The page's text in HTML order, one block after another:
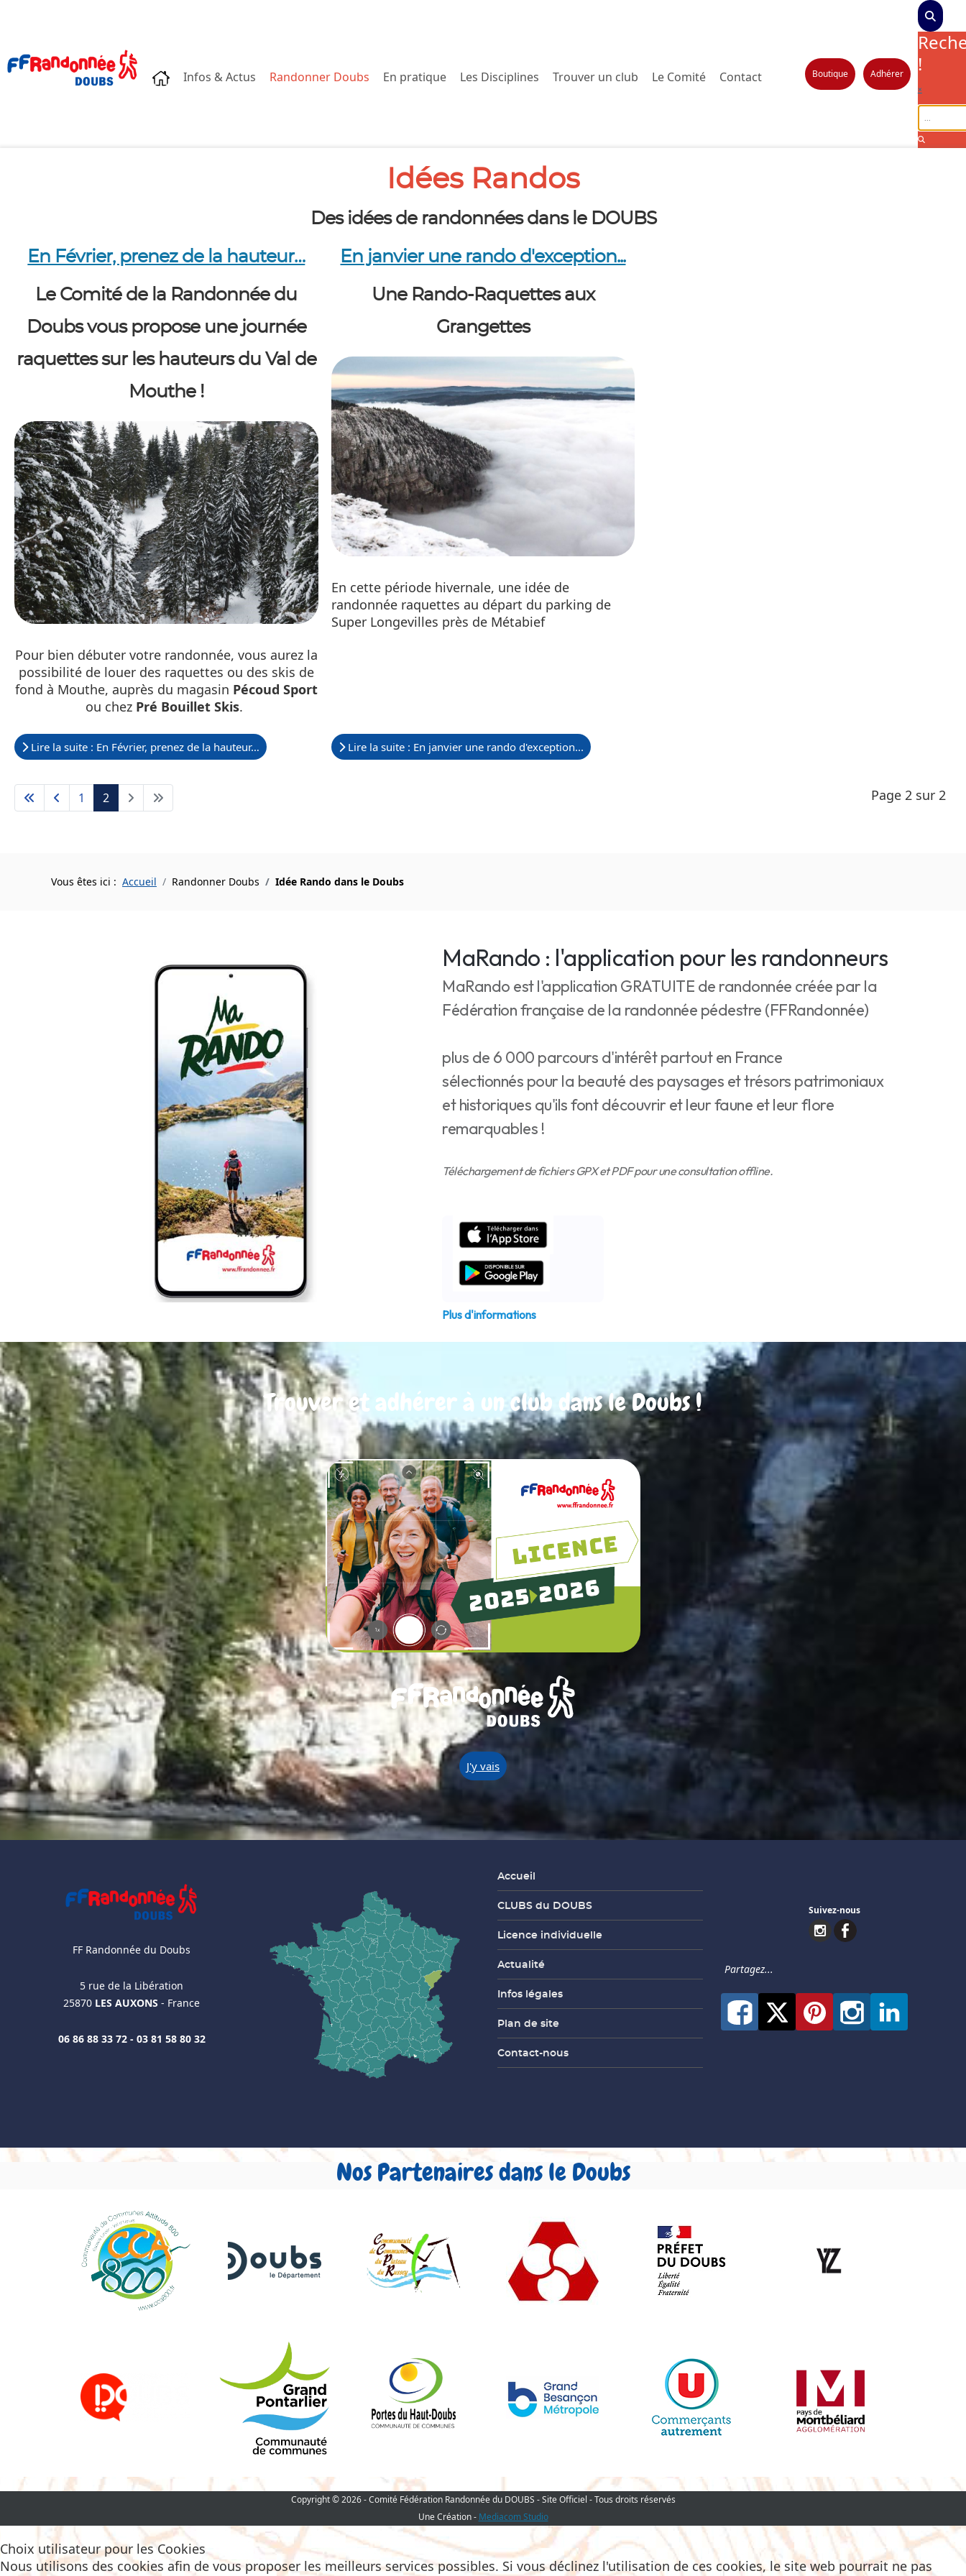
Accueil
Infos & Actus Randonner Doubs En pratique Les Disciplines Trouver un club Le Comité Contact Boutique Adhérer
!
×
Idées Randos
Des idées de randonnées dans le DOUBS
En Février, prenez de la hauteur…
Le Comité de la Randonnée du
Doubs vous propose une journée
raquettes sur les hauteurs du Val de
Mouthe !
Pour bien débuter votre randonnée, vous aurez la
possibilité de louer des raquettes ou des skis de
fond à Mouthe, auprès du magasin Pécoud Sport
ou chez Pré Bouillet Skis.
Lire la suite : En Février, prenez de la hauteur…
En janvier une rando d'exception...
Une Rando-Raquettes aux
Grangettes
En cette période hivernale, une idée de
randonnée raquettes au départ du parking de
Super Longevilles près de Métabief
Lire la suite : En janvier une rando d'exception...
Page 2 sur 2
1 2
Vous êtes ici : Accueil Randonner Doubs Idée Rando dans le Doubs
MaRando : l'application pour les randonneurs
MaRando est l'application GRATUITE de randonnée créée par la
Fédération française de la randonnée pédestre (FFRandonnée)
plus de 6 000 parcours d'intérêt partout en France
sélectionnés pour la beauté des paysages et trésors patrimoniaux
et historiques qu'ils font découvrir et leur faune et leur flore
remarquables !
Téléchargement de fichiers GPX et PDF pour une consultation offline.
Plus d'informations
Trouver et adhérer à un club dans le Doubs !
J'y vais
FF Randonnée du Doubs
5 rue de la Libération
25870 LES AUXONS - France
06 86 88 33 72 - 03 81 58 80 32
Accueil
CLUBS du DOUBS
Licence individuelle
Actualité
Infos légales
Plan de site
Contact-nous
Suivez-nous
Partagez...
Nos Partenaires dans le Doubs
Copyright © 2026 - Comité Fédération Randonnée du DOUBS - Site Officiel - Tous droits réservés
Une Création - Mediacom Studio
Choix utilisateur pour les Cookies
Nous utilisons des cookies afin de vous proposer les meilleurs services possibles. Si vous déclinez l'utilisation de ces cookies, le site web pourrait ne pas